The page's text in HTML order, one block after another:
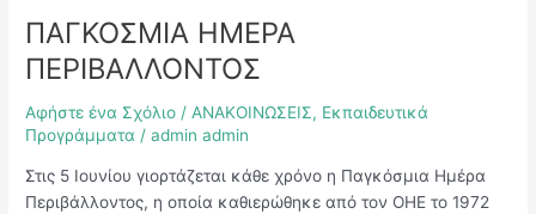
ΠΑΓΚΟΣΜΙΑ ΗΜΕΡΑ
ΠΕΡΙΒΑΛΛΟΝΤΟΣ
Αφήστε ένα Σχόλιο / ΑΝΑΚΟΙΝΩΣΕΙΣ, Εκπαιδευτικά
Προγράμματα /admin admin
Στις 5 Ιουνίου γιορτάζεται κάθε χρόνο η Παγκόσμια Ημέρα
Περιβάλλοντος, η οποία καθιερώθηκε από τον ΟΗΕ το 1972
ΠΑΓΚΟΣΜΙΑ
ΗΜΕΡΑ
ΠΕΡΙΒΑΛΛΟΝΤΟΣ